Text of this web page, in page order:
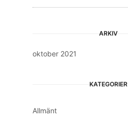
ARKIV
oktober 2021
KATEGORIER
Allmänt